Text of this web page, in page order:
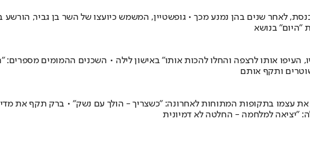
אותו לרצפה והחלו להכות אותו" באישון לילה • השכנים ההמומים מספרים:
ותקף אותם
עצמו בתקופות המתוחות לאחרונה: "כשצריך - הולך עם נשק" • ברק תקף את
"יציאה למלחמה - החלטה לא דמיונית